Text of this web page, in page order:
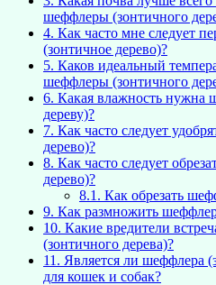
шеффлеры (зонтичного
4. Как часто мне следует
(зонтичное дерево)?
5. Каков идеальный
шеффлеры (зонтичного
6. Какая влажность нужна
дереву)?
7. Как часто следует
дерево)?
8. Как часто следует
дерево)?
8.1. Как обрезать
9. Как размножить
10. Какие вредители
(зонтичного дерева)?
11. Является ли шеффлера
для кошек и собак?